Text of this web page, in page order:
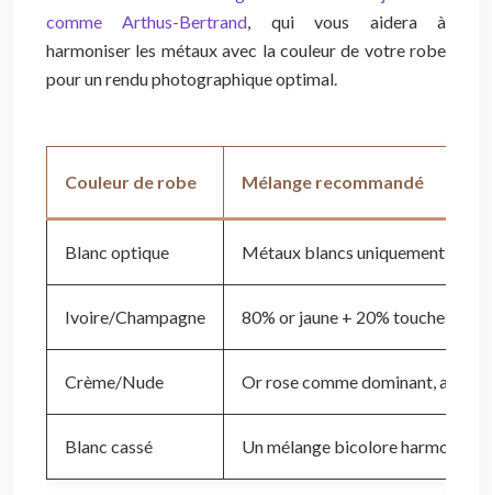
comme Arthus-Bertrand, qui vous aidera à
harmoniser les métaux avec la couleur de votre robe
pour un rendu photographique optimal.
Couleur de robe Mélange recommandé
Blanc optique Métaux blancs uniquement
Ivoire/Champagne 80% or jaune + 20% touches
Crème/Nude Or rose comme dominant, avec
Blanc cassé Un mélange bicolore